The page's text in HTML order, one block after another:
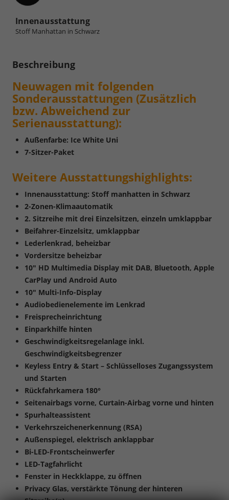
Innenausstattung
Stoff Manhattan in Schwarz
Beschreibung
Neuwagen mit folgenden
Sonderausstattungen (Zusätzlich
bzw. Abweichend zur
Serienausstattung):
Außenfarbe: Ice White Uni
7-Sitzer-Paket
Weitere Ausstattungshighlights:
Innenausstattung: Stoff manhatten in Schwarz
2-Zonen-Klimaautomatik
2. Sitzreihe mit drei Einzelsitzen, einzeln umklappbar
Beifahrer-Einzelsitz, umklappbar
Lederlenkrad, beheizbar
Vordersitze beheizbar
10" HD Multimedia Display mit DAB, Bluetooth, Apple
CarPlay und Android Auto
10" Multi-Info-Display
Audiobedienelemente im Lenkrad
Freisprecheinrichtung
Einparkhilfe hinten
Geschwindigkeitsregelanlage inkl.
Geschwindigkeitsbegrenzer
Keyless Entry & Start – Schlüsselloses Zugangssystem
und Starten
Rückfahrkamera 180°
Seitenairbags vorne, Curtain-Airbag vorne und hinten
Spurhalteassistent
Verkehrszeichenerkennung (RSA)
Außenspiegel, elektrisch anklappbar
Bi-LED-Frontscheinwerfer
LED-Tagfahrlicht
Fenster in Heckklappe, zu öffnen
Privacy Glas, verstärkte Tönung der hinteren